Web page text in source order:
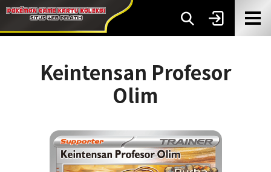
Keintensan Profesor
Olim